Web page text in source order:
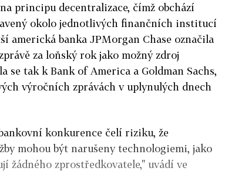
principu decentralizace, čímž obchází
okolo jednotlivých finančních institucí
americká banka JPMorgan Chase označila
za loňský rok jako možný zdroj
se tak k Bank of America a Goldman Sachs,
výročních zprávách v uplynulých dnech
konkurence čelí riziku, že
mohou být narušeny technologiemi, jako
žádného zprostředkovatele," uvádí ve